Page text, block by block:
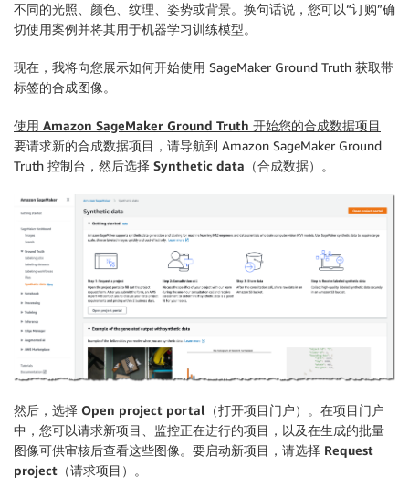
不同的光照、颜色、纹理、姿势或背景。换句话说，您可以“订购”确
切使用案例并将其用于机器学习训练模型。
现在，我将向您展示如何开始使用 SageMaker Ground Truth 获取带
标签的合成图像。
使用 Amazon SageMaker Ground Truth 开始您的合成数据项目
要请求新的合成数据项目，请导航到 Amazon SageMaker Ground
Truth 控制台，然后选择 Synthetic data （合成数据）。
然后，选择 Open project portal （打开项目门户）。在项目门户
中，您可以请求新项目、监控正在进行的项目，以及在生成的批量
图像可供审核后查看这些图像。要启动新项目，请选择 Request
project （请求项目）。